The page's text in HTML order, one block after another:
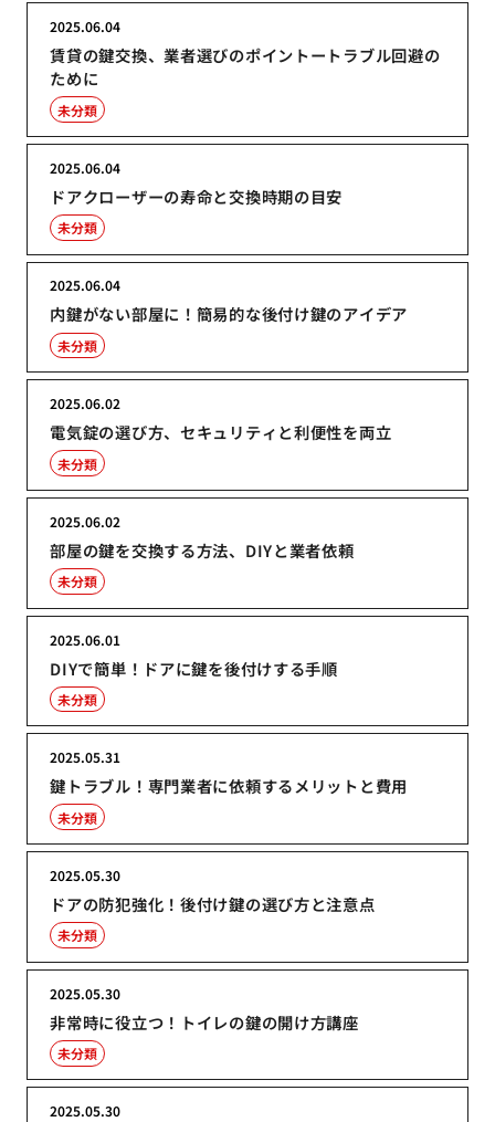
賃貸の鍵交換、業者選びのポイントートラブル回避の
ために
2025.06.04
未分類
ドアクローザーの寿命と交換時期の目安
2025.06.04
未分類
内鍵がない部屋に！簡易的な後付け鍵のアイデア
2025.06.04
未分類
電気錠の選び方、セキュリティと利便性を両立
2025.06.02
未分類
部屋の鍵を交換する方法、DIYと業者依頼
2025.06.02
未分類
DIYで簡単！ドアに鍵を後付けする手順
2025.06.01
未分類
鍵トラブル！専門業者に依頼するメリットと費用
2025.05.31
未分類
ドアの防犯強化！後付け鍵の選び方と注意点
2025.05.30
未分類
非常時に役立つ！トイレの鍵の開け方講座
2025.05.30
未分類
2025.05.30